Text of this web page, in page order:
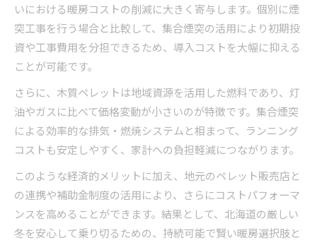
いにおける暖房コストの削減に大きく寄与します。個別に煙
突工事を行う場合と比較して、集合煙突の活用により初期投
資や工事費用を分担できるため、導入コストを大幅に抑える
ことが可能です。
さらに、木質ペレットは地域資源を活用した燃料であり、灯
油やガスに比べて価格変動が小さいのが特徴です。集合煙突
による効率的な排気・燃焼システムと相まって、ランニング
コストも安定しやすく、家計への負担軽減につながります。
このような経済的メリットに加え、地元のペレット販売店と
の連携や補助金制度の活用により、さらにコストパフォーマ
ンスを高めることができます。結果として、北海道の厳しい
冬を安心して乗り切るための、持続可能で賢い暖房選択肢と